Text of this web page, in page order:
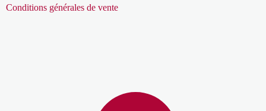
Conditions générales de vente